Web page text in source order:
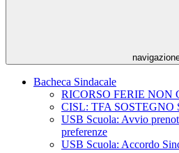
Bacheca Sindacale
RICORSO FERIE NON
CISL: TFA
USB Scuola: Avvio
preferenze
USB Scuola: Accordo